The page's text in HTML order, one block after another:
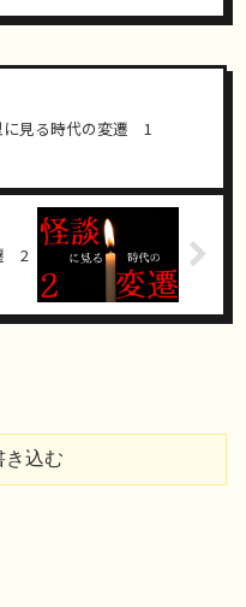
に見る時代の変遷 1
2
き込む